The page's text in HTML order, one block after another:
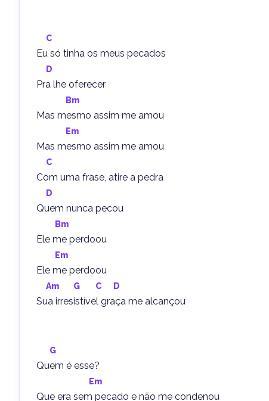
C
Eu só tinha os meus pecados
D
Pra lhe oferecer
Bm
Mas mesmo assim me amou
Em
Mas mesmo assim me amou
C
Com uma frase, atire a pedra
D
Quem nunca pecou
Bm
Ele me perdoou
Em
Ele me perdoou
Am G C D
Sua irresistível graça me alcançou
G
Quem é esse?
Em
Que era sem pecado e não me condenou